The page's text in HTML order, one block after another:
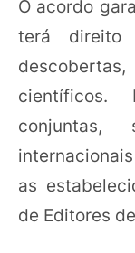
O acordo
terá direito
conjuntas,
as
de Editores